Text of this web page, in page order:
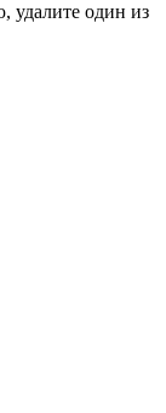
удалите один из